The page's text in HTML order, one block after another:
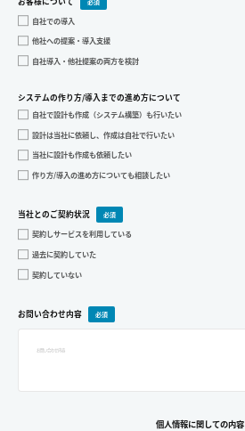
自社での導入
他社への提案・導入支援
自社導入・他社提案の両方を検討
システムの作り方/導入までの進め方について
自社で設計も作成（システム構築）も行いたい
設計は当社に依頼し、作成は自社で行いたい
当社に設計も作成も依頼したい
作り方/導入の進め方についても相談したい
当社とのご契約状況
契約しサービスを利用している
過去に契約していた
契約していない
お問い合わせ内容
個人情報に関しての内容